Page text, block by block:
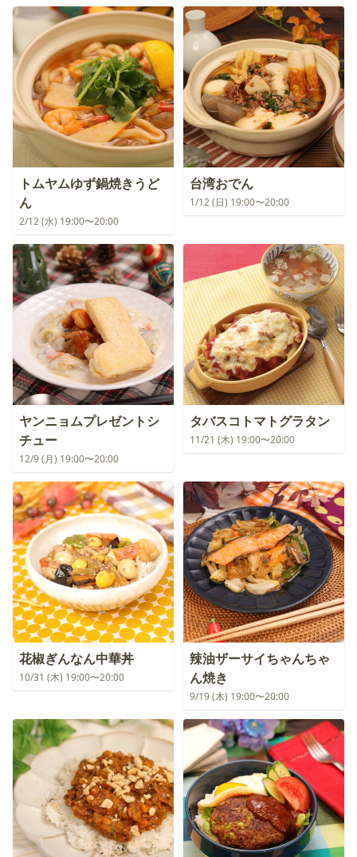
トムヤムゆず鍋焼きうど
ん
2/12 (水) 19:00〜20:00
台湾おでん
1/12 (日) 19:00〜20:00
ヤンニョムプレゼントシ
チュー
12/9 (月) 19:00〜20:00
タバスコトマトグラタン
11/21 (木) 19:00〜20:00
花椒ぎんなん中華丼
10/31 (木) 19:00〜20:00
辣油ザーサイちゃんちゃ
ん焼き
9/19 (木) 19:00〜20:00